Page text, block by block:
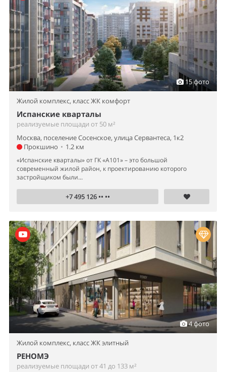
15 фото
Жилой комплекс, класс ЖК комфорт
Испанские кварталы
реализуемые площади от 50 м²
Москва, поселение Сосенское, улица Сервантеса, 1к2
Прокшино • 1.2 км
«Испанские кварталы» от ГК «А101» – это большой
современный жилой район, к проектированию которого
застройщиком были...
+7 495 126 •• ••
4 фото
Жилой комплекс, класс ЖК элитный
РЕНОМЭ
реализуемые площади от 41 до 133 м²